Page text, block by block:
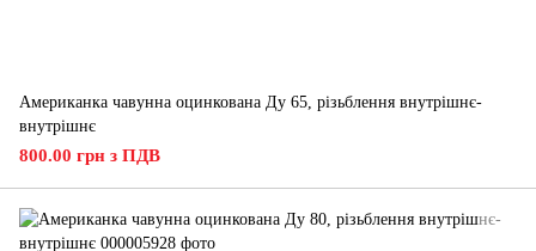
Американка чавунна оцинкована Ду 65, різьблення внутрішнє-
внутрішнє
800.00 грн з ПДВ